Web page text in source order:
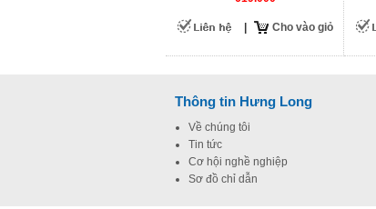
Cho vào giỏ
Thông tin Hưng Long
Về chúng tôi
Tin tức
Cơ hội nghề nghiệp
Sơ đồ chỉ dẫn